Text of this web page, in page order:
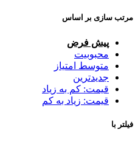
مرتب سازی بر اساس
پیش فرض
محبوبیت
متوسط امتیاز
جدیدترین
قیمت: کم به زیاد
قیمت: زیاد به کم
فیلتر با